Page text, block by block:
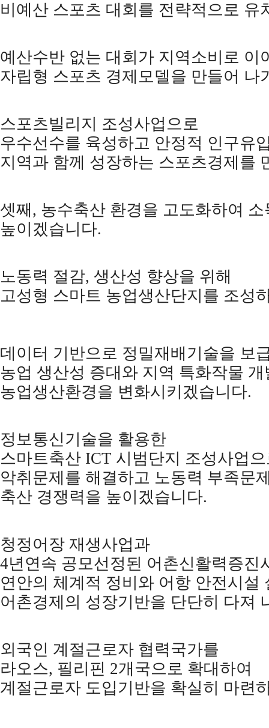
비예산 스포츠 대회를 전략적으로 유
예산수반 없는 대회가 지역소비로 이
자립형 스포츠 경제모델을 만들어 나
스포츠빌리지 조성사업으로
우수선수를 육성하고 안정적 인구유
지역과 함께 성장하는 스포츠경제를
셋째 , 농수축산 환경을 고도화하여
높이겠습니다.
노동력 절감, 생산성 향상을 위해
고성형 스마트 농업생산단지를 조성
데이터 기반으로 정밀재배기술을 보
농업 생산성 증대와 지역 특화작물 개
농업생산환경을 변화시키겠습니다.
정보통신기술을 활용한
스마트축산 ICT 시범단지 조성사업
악취문제를 해결하고 노동력 부족문
축산 경쟁력을 높이겠습니다.
청정어장 재생사업과
4년연속 공모선정된 어촌신활력증진
연안의 체계적 정비와 어항 안전시설
어촌경제의 성장기반을 단단히 다져
외국인 계절근로자 협력국가를
라오스, 필리핀 2개국으로 확대하여
계절근로자 도입기반을 확실히 마련